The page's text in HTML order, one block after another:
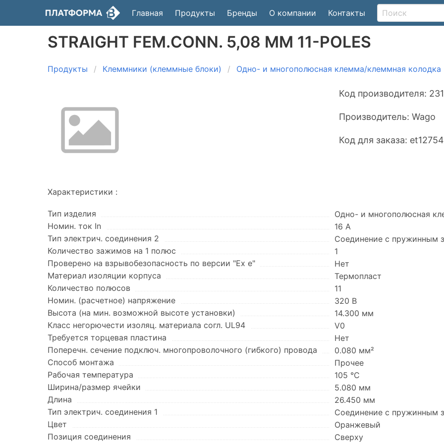
Главная Продукты Бренды О компании Контакты
STRAIGHT FEM.CONN. 5,08 MM 11-POLES
Продукты Клеммники (клеммные блоки) Одно- и многополюсная клемма/клеммная колодка
Код производителя:
Производитель: Wago
Код для заказа:
Характеристики :
Тип изделия
Одно- и многополюсная
Номин. ток In
16 А
Тип электрич. соединения 2
Соединение с пружинным
Количество зажимов на 1 полюс
1
Проверено на взрывобезопасность по версии "Ex e"
Нет
Материал изоляции корпуса
Термопласт
Количество полюсов
11
Номин. (расчетное) напряжение
320 В
Высота (на мин. возможной высоте установки)
14.300 мм
Класс негорючести изоляц. материала согл. UL94
V0
Требуется торцевая пластина
Нет
Поперечн. сечение подключ. многопроволочного (гибкого) провода
0.080 мм²
Способ монтажа
Прочее
Рабочая температура
105 °C
Ширина/размер ячейки
5.080 мм
Длина
26.450 мм
Тип электрич. соединения 1
Соединение с пружинным
Цвет
Оранжевый
Позиция соединения
Сверху